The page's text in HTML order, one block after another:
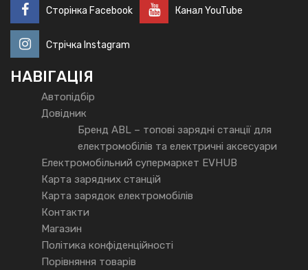
Сторінка Facebook Канал YouTube
Стрічка Instagram
НАВІГАЦІЯ
Автопідбір
Довідник
Бренд ABL – топові зарядні станції для
електромобілів та електричні аксесуари
Електромобільний супермаркет EVHUB
Карта зарядних станцій
Карта зарядок електромобілів
Контакти
Магазин
Політика конфіденційності
Порівняння товарів